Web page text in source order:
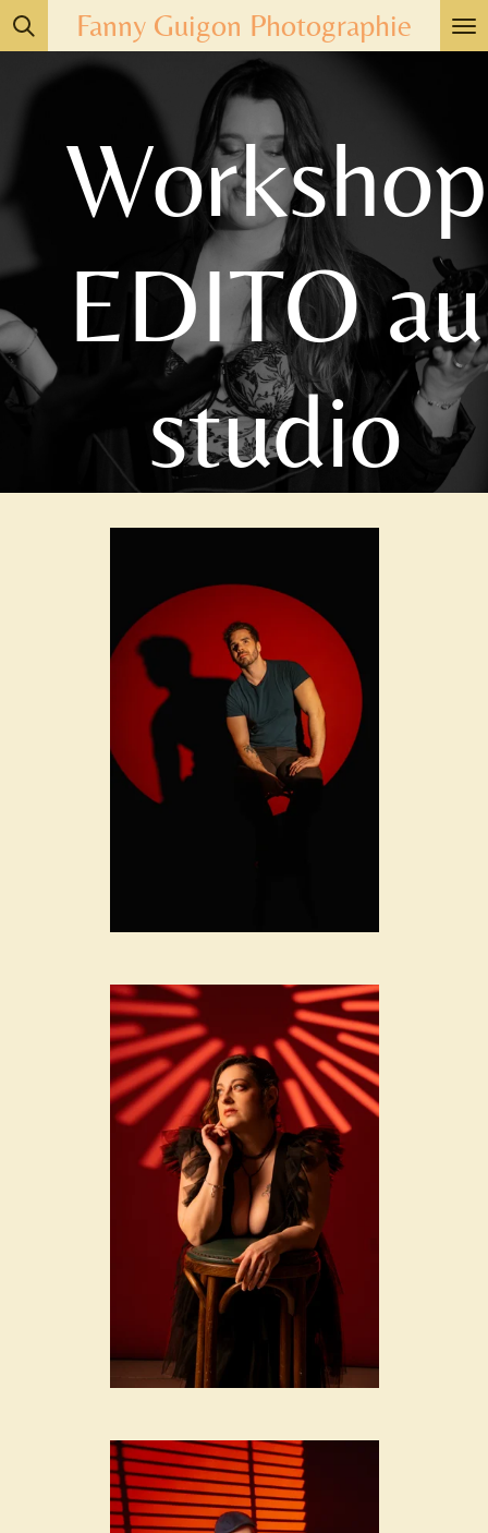
Passer
au
Fanny Guigon Photographie
Workshop
EDITO au
studio